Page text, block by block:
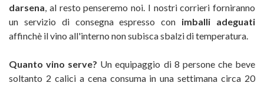
darsena, al resto penseremo noi. I nostri corrieri forniranno
un servizio di consegna espresso con imballi adeguati
affinchè il vino all'interno non subisca sbalzi di temperatura.
Quanto vino serve? Un equipaggio di 8 persone che beve
soltanto 2 calici a cena consuma in una settimana circa 20